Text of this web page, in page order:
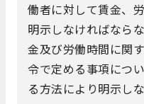
働者に対して賃金、
明示しなければなら
金及び労働時間に関
令で定める事項につ
る方法により明示し